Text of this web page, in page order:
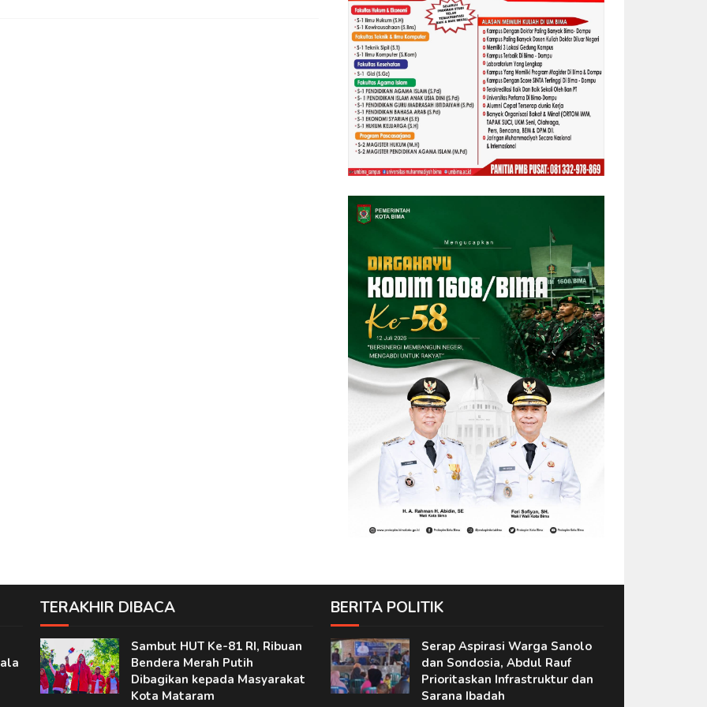
TERAKHIR DIBACA
Sambut HUT Ke-81 RI, Ribuan
Bendera Merah Putih
Dibagikan kepada Masyarakat
Kota Mataram
BERITA POLITIK
Serap Aspirasi Warga Sanolo
dan Sondosia, Abdul Rauf
Prioritaskan Infrastruktur dan
Sarana Ibadah